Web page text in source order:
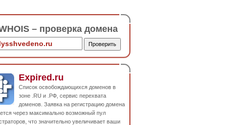
– проверка домена
Expired.ru
Список освобождающихся доменов в
зоне .RU и .РФ, сервис перехвата
доменов. Заявка на регистрацию домена
через максимально возможный пул
что значительно увеличивает ваши